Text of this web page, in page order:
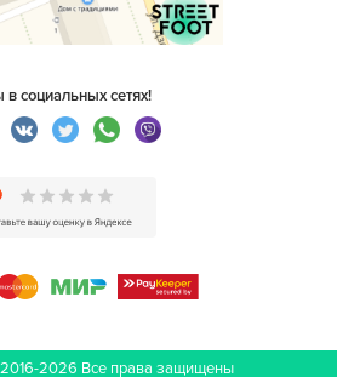
социальных сетях!
2026 Все права защищены